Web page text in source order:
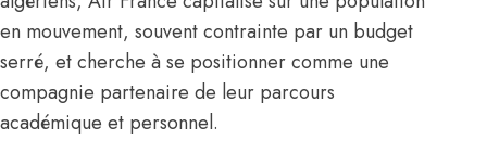
en mouvement, souvent contrainte par un budget
serré, et cherche à se positionner comme une
compagnie partenaire de leur parcours
académique et personnel.